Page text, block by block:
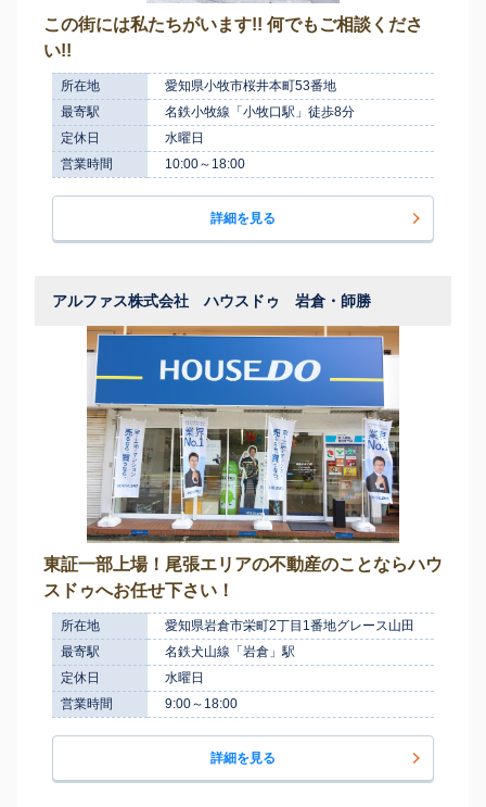
この街には私たちがいます!! 何でもご相談くださ
い!!
所在地
愛知県小牧市桜井本町53番地
最寄駅
名鉄小牧線「小牧口駅」徒歩8分
定休日
水曜日
営業時間
10:00～18:00
詳細を見る
アルファス株式会社 ハウスドゥ 岩倉・師勝
東証一部上場！尾張エリアの不動産のことならハウ
スドゥへお任せ下さい！
所在地
愛知県岩倉市栄町2丁目1番地グレース山田
最寄駅
名鉄犬山線「岩倉」駅
定休日
水曜日
営業時間
9:00～18:00
詳細を見る